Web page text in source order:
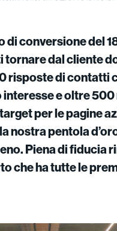
di conversione del
tornare dal cliente
risposte di contatti
e oltre 500
per le pagine
nostra pentola
Piena di fiducia
che ha tutte le